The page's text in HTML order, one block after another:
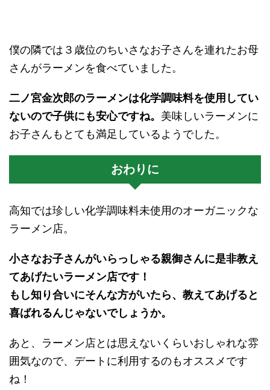
僕の隣では３歳位のちいさなお子さんを連れたお母
さんがラーメンを食べていました。
二ノ宮金次郎のラーメンは化学調味料を使用してい
ないので子供にも安心ですね。 美味しいラーメンに
お子さんもとても満足しているようでした。
おわりに
高知では珍しい化学調味料未使用のオーガニックな
ラーメン店。
小さなお子さんがいらっしゃる親御さんに是非教え
てあげたいラーメン店です！
もし知り合いにそんな方がいたら、教えてあげると
喜ばれるんじゃないでしょうか。
あと、ラーメン店とは思えないくらいおしゃれな雰
囲気なので、デートに利用するのもオススメです
ね！